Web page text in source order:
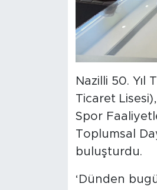
Nazilli 50. Yıl
Ticaret
Spor
Toplumsal
buluşturdu.
‘Dünden